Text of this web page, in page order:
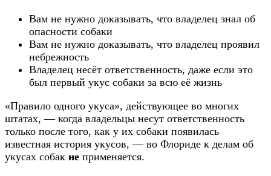
Вам не нужно доказывать, что владелец знал об
опасности собаки
Вам не нужно доказывать, что владелец проявил
небрежность
Владелец несёт ответственность, даже если это
был первый укус собаки за всю её жизнь
«Правило одного укуса», действующее во многих
штатах, — когда владельцы несут ответственность
только после того, как у их собаки появилась
известная история укусов, — во Флориде к делам об
укусах собак не применяется.